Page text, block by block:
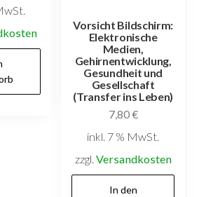
Vorsicht Bildschirm:
Elektronische
Medien,
Gehirnentwicklung,
Gesundheit und
Gesellschaft
(Transfer ins Leben)
7,80€
inkl. 7 % MwSt.
zzgl. Versandkosten
In den